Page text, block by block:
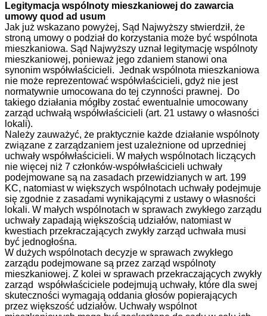
Legitymacja wspólnoty mieszkaniowej do zawarcia
umowy quod ad usum
Jak już wskazano powyżej, Sąd Najwyższy stwierdził, że
stroną umowy o podział do korzystania może być wspólnota
mieszkaniowa. Sąd Najwyższy uznał legitymację wspólnoty
mieszkaniowej, ponieważ jego zdaniem stanowi ona
synonim współwłaścicieli. Jednak wspólnota mieszkaniowa
nie może reprezentować współwłaścicieli, gdyż nie jest
normatywnie umocowana do tej czynności prawnej. Do
takiego działania mógłby zostać ewentualnie umocowany
zarząd uchwałą współwłaścicieli (art. 21 ustawy o własności
lokali).
Należy zauważyć, że praktycznie każde działanie wspólnoty
związane z zarządzaniem jest uzależnione od uprzedniej
uchwały współwłaścicieli. W małych wspólnotach liczących
nie więcej niż 7 członków-współwłaścicieli uchwały
podejmowane są na zasadach przewidzianych w art. 199
KC, natomiast w większych wspólnotach uchwały podejmuje
się zgodnie z zasadami wynikającymi z ustawy o własności
lokali. W małych wspólnotach w sprawach zwykłego zarządu
uchwały zapadają większością udziałów, natomiast w
kwestiach przekraczających zwykły zarząd uchwała musi
być jednogłośna.
W dużych wspólnotach decyzje w sprawach zwykłego
zarządu podejmowane są przez zarząd wspólnoty
mieszkaniowej. Z kolei w sprawach przekraczających zwykły
zarząd współwłaściciele podejmują uchwały, które dla swej
skuteczności wymagają oddania głosów popierających
przez większość udziałów. Uchwały wspólnot